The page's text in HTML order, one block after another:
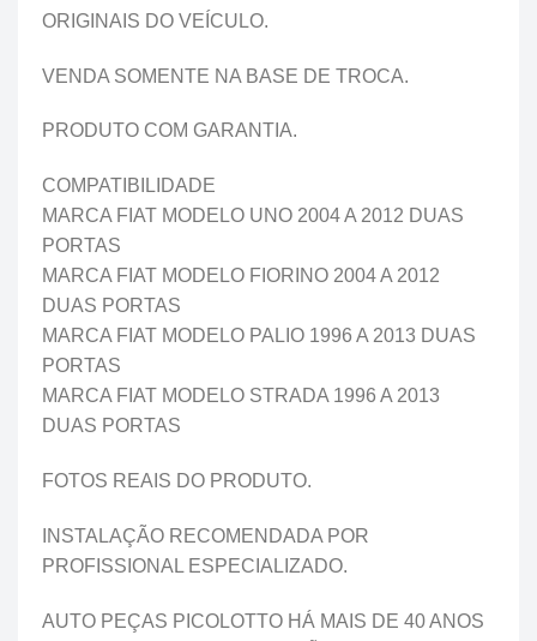
ORIGINAIS DO VEÍCULO.
VENDA SOMENTE NA BASE DE TROCA.
PRODUTO COM GARANTIA.
COMPATIBILIDADE
MARCA FIAT MODELO UNO 2004 A 2012 DUAS
PORTAS
MARCA FIAT MODELO FIORINO 2004 A 2012
DUAS PORTAS
MARCA FIAT MODELO PALIO 1996 A 2013 DUAS
PORTAS
MARCA FIAT MODELO STRADA 1996 A 2013
DUAS PORTAS
FOTOS REAIS DO PRODUTO.
INSTALAÇÃO RECOMENDADA POR
PROFISSIONAL ESPECIALIZADO.
AUTO PEÇAS PICOLOTTO HÁ MAIS DE 40 ANOS